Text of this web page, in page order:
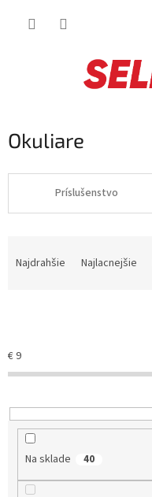
Okuliare
Príslušenstvo
e
p
r
d
Najdrahšie Najlacnejšie
€9
Na sklade 40